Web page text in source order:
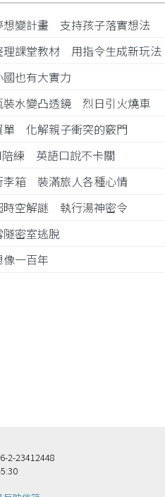
想變計畫 支持孩子落實想法
理課堂教材 用指令生成新玩法
國也有大實力
裝水變凸透鏡 烈日引火燒車
單 化解親子衝突的竅門
陪練 英語口說不卡關
李箱 裝滿旅人各種心情
時空解謎 執行湯神密令
隧密室逃脫
像一百年
2-23412448